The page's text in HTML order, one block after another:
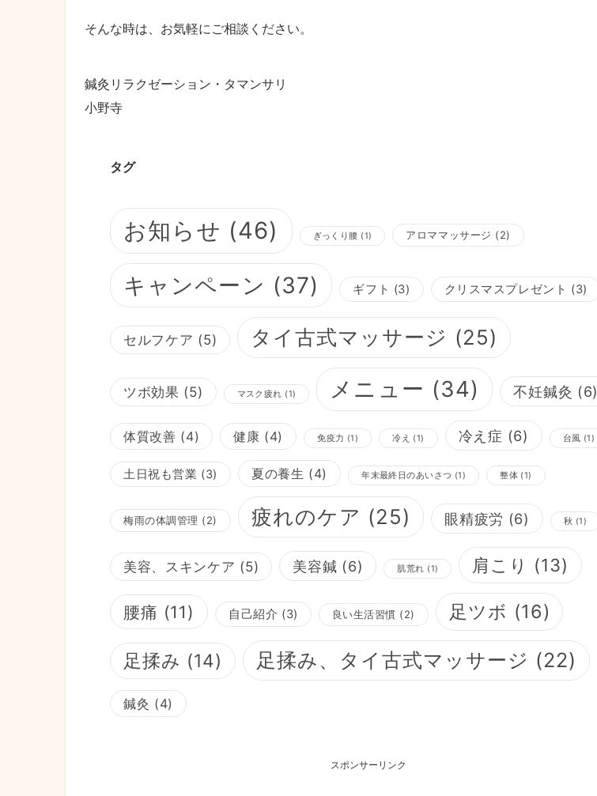
そんな時は、お気軽にご相談ください。
鍼灸リラクゼーション・タマンサリ
小野寺
タグ
お知らせ (46) ぎっくり腰 (1) アロママッサージ (2)
キャンペーン (37) ギフト (3) クリスマスプレゼント (3)
セルフケア (5) タイ古式マッサージ (25)
ツボ効果 (5) マスク疲れ (1) メニュー (34) 不妊鍼灸 (6)
体質改善 (4) 健康 (4) 免疫力 (1) 冷え (1) 冷え症 (6) 台風 (1)
土日祝も営業 (3) 夏の養生 (4) 年末最終日のあいさつ (1) 整体(1)
梅雨の体調管理 (2) 疲れのケア (25) 眼精疲労 (6) 秋 (1)
美容、スキンケア (5) 美容鍼 (6) 肌荒れ (1) 肩こり (13)
腰痛 (11) 自己紹介 (3) 良い生活習慣 (2) 足ツボ (16)
足揉み (14) 足揉み、タイ古式マッサージ (22)
鍼灸 (4)
スポンサーリンク